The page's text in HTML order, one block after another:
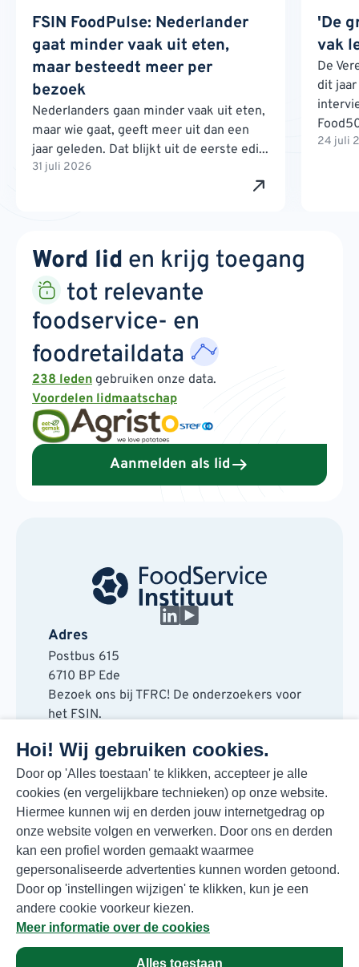
Hoi! Wij gebruiken cookies.
Door op 'Alles toestaan' te klikken, accepteer je alle
cookies (en vergelijkbare technieken) op onze website.
Hiermee kunnen wij en derden jouw internetgedrag op
onze website volgen en verwerken. Door ons en derden
kan een profiel worden gemaakt waarmee
gepersonaliseerde advertenties kunnen worden getoond.
Door op 'instellingen wijzigen' te klikken, kun je een
andere cookie voorkeur kiezen.
Meer informatie over de cookies
Alles toestaan
FSIN FoodPulse: Nederlander
gaat minder vaak uit eten,
maar besteedt meer per
bezoek
Nederlanders gaan minder vaak uit eten,
maar wie gaat, geeft meer uit dan een
jaar geleden. Dat blijkt uit de eerste edi...
31 juli 2026
'De
vak
De
dit
24 juli
Word lid en krijg toegang
tot relevante
foodservice- en
foodretaildata
238 leden gebruiken onze data.
Voordelen lidmaatschap
Aanmelden als lid
Adres
Postbus 615
6710 BP Ede
Bezoek ons bij TFRC! De onderzoekers voor
het FSIN.
6717 LT Ede
Contact
088 730 48 00
info@fsin.nl
Nieuwsbrief
Elke maand de beste insights en outlooks
voor de foodmarkt!
Inschrijven